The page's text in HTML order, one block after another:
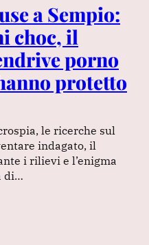
a Sempio:
choc, il
porno
protetto
le ricerche sul
indagato, il
i rilievi e l’enigma
di…